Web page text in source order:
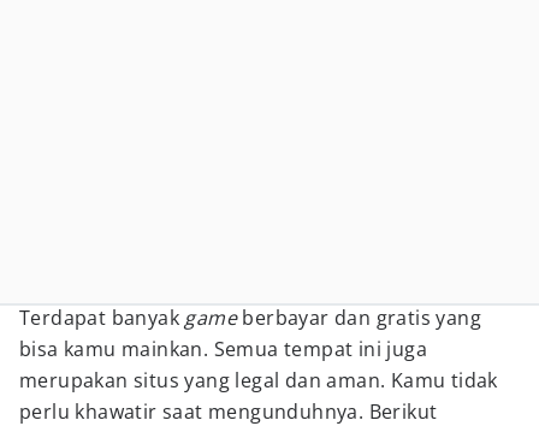
Terdapat banyak gameberbayar dan gratis yang
bisa kamu mainkan. Semua tempat ini juga
merupakan situs yang legal dan aman. Kamu tidak
perlu khawatir saat mengunduhnya. Berikut